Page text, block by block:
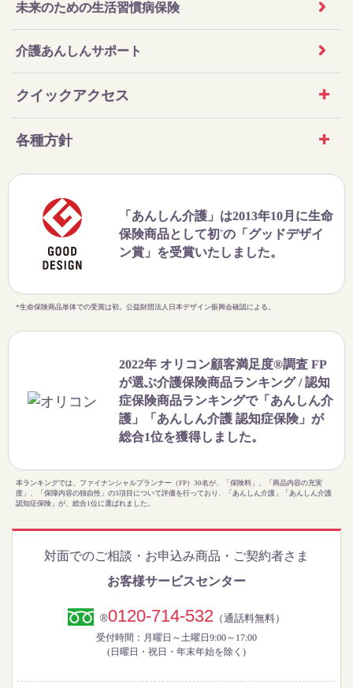
未来のための生活習慣病保険
介護あんしんサポート
クイックアクセス
各種方針
「あんしん介護」は2013年10月に生命
保険商品として初*の「グッドデザイ
ン賞」を受賞いたしました。
*生命保険商品単体での受賞は初。公益財団法人日本デザイン振興会確認による。
2022年 オリコン顧客満足度®調査 FP
が選ぶ介護保険商品ランキング / 認知
症保険商品ランキングで「あんしん介
護」「あんしん介護 認知症保険」が
総合1位を獲得しました。
本ランキングでは、ファイナンシャルプランナー（FP）30名が、「保険料」、「商品内容の充実
度」、「保障内容の独自性」の3項目について評価を行っており、「あんしん介護」「あんしん介護
認知症保険」が、総合1位に選ばれました。
対面でのご相談・お申込み商品・ご契約者さま
お客様サービスセンター
®0120-714-532 （通話料無料）
受付時間：月曜日～土曜日9:00～17:00
(日曜日・祝日・年末年始を除く)